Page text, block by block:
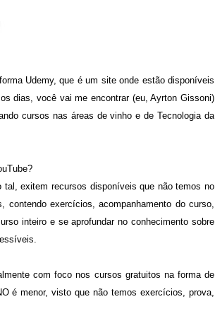
Udemy, que é um site onde estão disponíveis
dias, você vai me encontrar (eu, Ayrton Gissoni)
cursos nas áreas de vinho e de Tecnologia da
exitem recursos disponíveis que não temos no
contendo exercícios, acompanhamento do curso,
inteiro e se aprofundar no conhecimento sobre
com foco nos cursos gratuitos na forma de
é menor, visto que não temos exercícios, prova,